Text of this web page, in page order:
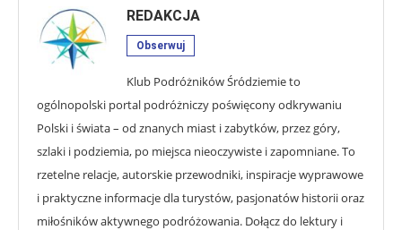
REDAKCJA
Obserwuj
Klub Podróżników Śródziemie to
ogólnopolski portal podróżniczy poświęcony odkrywaniu
Polski i świata – od znanych miast i zabytków, przez góry,
szlaki i podziemia, po miejsca nieoczywiste i zapomniane. To
rzetelne relacje, autorskie przewodniki, inspiracje wyprawowe
i praktyczne informacje dla turystów, pasjonatów historii oraz
miłośników aktywnego podróżowania. Dołącz do lektury i